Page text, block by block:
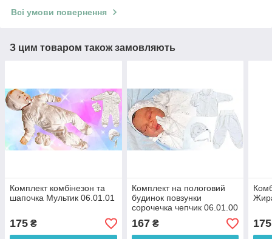
Всі умови повернення
З цим товаром також замовляють
Комплект комбінезон та
шапочка Мультик 06.01.01
175 ₴
Комплект на пологовий
будинок повзунки
сорочечка чепчик 06.01.00
167₴ 175